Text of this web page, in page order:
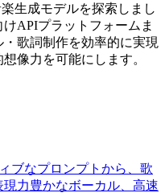
生成モデルを探索しまし
APIプラットフォームま
歌詞制作を効率的に実現
像力を可能にします。
ブなプロンプトから、歌
力豊かなボーカル、高速